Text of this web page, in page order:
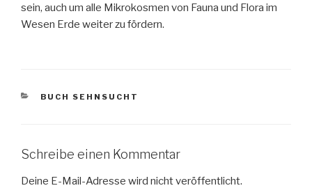
sein, auch um alle Mikrokosmen von Fauna und Flora im
Wesen Erde weiter zu fördern.
KATEGORIEN
BUCH SEHNSUCHT
Schreibe einen Kommentar
Deine E-Mail-Adresse wird nicht veröffentlicht.